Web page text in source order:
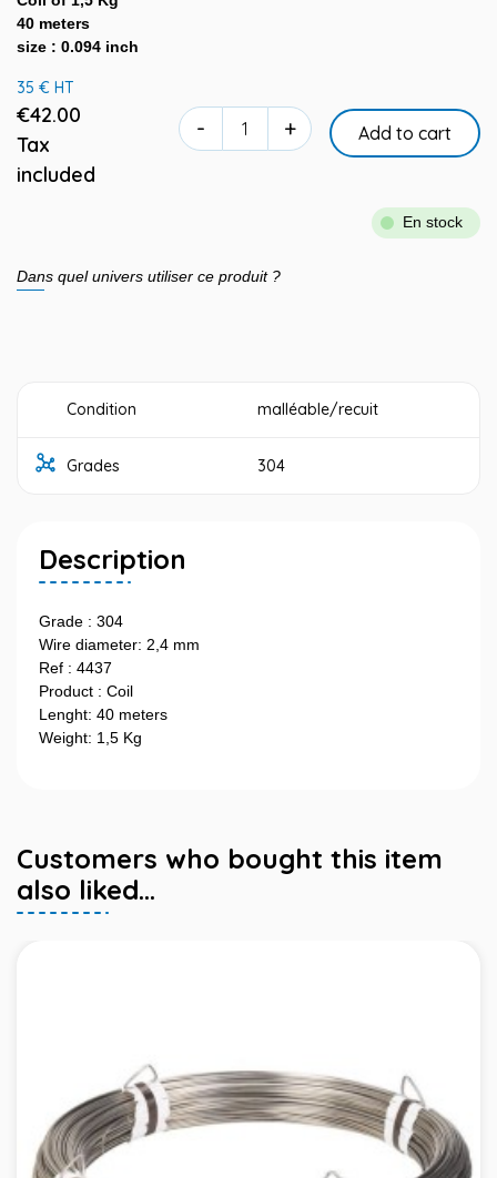
40 meters
size : 0.094 inch
35 € HT
€42.00
Tax
included
- + Add to cart
En stock
Dans quel univers utiliser ce produit ?
Condition malléable/recuit
Grades 304
Description
Grade : 304
Wire diameter: 2,4 mm
Ref : 4437
Product : Coil
Lenght: 40 meters
Weight: 1,5 Kg
Customers who bought this item
also liked...